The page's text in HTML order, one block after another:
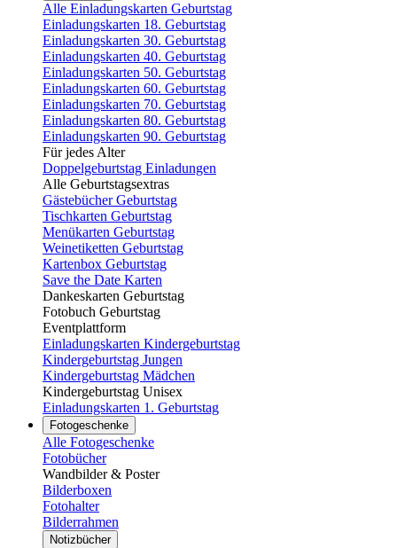
Alle Einladungskarten Geburtstag
Einladungskarten 18. Geburtstag
Einladungskarten 30. Geburtstag
Einladungskarten 40. Geburtstag
Einladungskarten 50. Geburtstag
Einladungskarten 60. Geburtstag
Einladungskarten 70. Geburtstag
Einladungskarten 80. Geburtstag
Einladungskarten 90. Geburtstag
Für jedes Alter
Doppelgeburtstag Einladungen
Alle Geburtstagsextras
Gästebücher Geburtstag
Tischkarten Geburtstag
Menükarten Geburtstag
Weinetiketten Geburtstag
Kartenbox Geburtstag
Save the Date Karten
Dankeskarten Geburtstag
Fotobuch Geburtstag
Eventplattform
Einladungskarten Kindergeburtstag
Kindergeburtstag Jungen
Kindergeburtstag Mädchen
Kindergeburtstag Unisex
Einladungskarten 1. Geburtstag
Fotogeschenke
Alle Fotogeschenke
Fotobücher
Wandbilder & Poster
Bilderboxen
Fotohalter
Bilderrahmen
Notizbücher